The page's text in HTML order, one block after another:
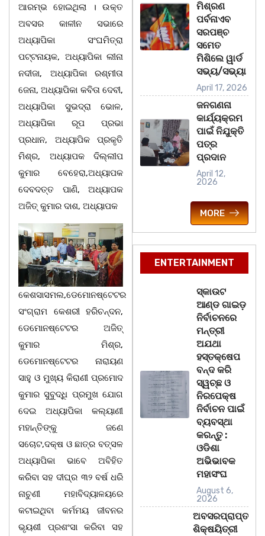
ଆରମ୍ଭ ହୋଇଥିଲା । ଉକ୍ତ
ଅବସର କାଳୀନ ସଭାରେ
ଅଧ୍ୟାପିକା ସଂଘମିତ୍ରା
ପଟ୍ଟନାୟକ, ଅଧ୍ୟାପିକା ଲୀନା
ନଦୀଜା, ଅଧ୍ୟାପିକା ରଶ୍ମୀତା
ଜେନା, ଅଧ୍ୟାପିକା କବିତା ଦେବୀ,
ଅଧ୍ୟାପିକା ସୁଭଦ୍ରା ଭୋଳ,
ଅଧ୍ୟାପିକା ରୂପ ପ୍ରଭା
ପ୍ରଧାନ, ଅଧ୍ୟାପିକ ପ୍ରକୃତି
ମିଶ୍ର, ଅଧ୍ୟାପକ ଦିଲ୍ଲୀପ
କୁମାର ବେହେରା,ଅଧ୍ୟାପକ
ଦେବଦତ୍ତ ପାଣି, ଅଧ୍ୟାପକ
ଅଜିତ୍ କୁମାର ଦାଶ, ଅଧ୍ୟାପକ
କେଶସାସମଲ,ଡେମୋନଷ୍ଟେଟର
ସଂଗ୍ରାମ କେଶରୀ ହରିଚନ୍ଦନ,
ଡେମୋନଷ୍ଟେଟର ଅଜିତ୍
କୁମାର ମିଶ୍ର,
ଡେମୋନଷ୍ଟେଟର ନାରାୟଣ
ସାହୁ ଓ ମୁଖ୍ୟ କିରାଣୀ ପ୍ରମୋଦ
କୁମାର ସୁବୁଦ୍ଧି ପ୍ରମୁଖ ଯୋଗ
ଦେଇ ଅଧ୍ୟାପିକା କଲ୍ୟାଣୀ
ମହାନ୍ତିଙ୍କୁ ଜଣେ
ସଚୋଟ,ଦକ୍ଷ ଓ ଛାତ୍ର ବତ୍ସଳ
ଅଧ୍ୟାପିକା ଭାବେ ଅବିହିତ
କରିବା ସହ ଦୀଘ୍ର ୩୨ ବର୍ଷ ଧରି
ନାଚୁଣୀ ମହାବିଦ୍ୟାଳୟରେ
କଟାଇଥିବା କର୍ମମୟ ଜୀବନର
ଭୃୟଶୀ ପ୍ରଶଂସା କରିବା ସହ
ମିଶ୍ରଣ
ପର୍ବନାଏବ
ସରପଞ୍ଚ
ସମେତ
ମିଶିଲେ ୱାର୍ଡ
ସଭ୍ୟ/ସଭ୍ୟା
April 17, 2026
ଜନଗଣନା
କାର୍ଯ୍ୟକ୍ରମ
ପାଇଁ ନିଯୁକ୍ତି
ପତ୍ର
ପ୍ରଦାନ
April 12,
2026
MORE
ENTERTAINMENT
ସ୍କାଉଟ
ଆଣ୍ଡ ଗାଇଡ଼
ନିର୍ବାଚନରେ
ମନ୍ତ୍ରୀ
ଅଯଥା
ହସ୍ତକ୍ଷେପ
ବନ୍ଦ କରି
ସ୍ୱଚ୍ଛ ଓ
ନିରପେକ୍ଷ
ନିର୍ବାଚନ ପାଇଁ
ବ୍ୟବସ୍ଥା
କରନ୍ତୁ :
ଓଡିଶା
ଅଭିଭାବକ
ମହାସଂଘ
August 6,
2026
ଅବସରପ୍ରାପ୍ତ
ଶିକ୍ଷୟିତ୍ରୀ